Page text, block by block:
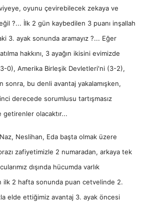
oyunu çevirebilecek zekaya ve
?... İlk 2 gün kaybedilen 3 puanı inşallah
3. ayak sonunda aramayız ?... Eğer
hakkını, 3 ayağın ikisini evimizde
0), Amerika Birleşik Devletleri'ni (3-2),
sonra, bu denli avantaj yakalamışken,
derecede sorumlusu tartışmasız
olacaktır...
Neslihan, Eda başta olmak üzere
zafiyetimizle 2 numaradan, arkaya tek
dışında hücumda varlık
ilk 2 hafta sonunda puan cetvelinde 2.
elde ettiğimiz avantaj 3. ayak öncesi